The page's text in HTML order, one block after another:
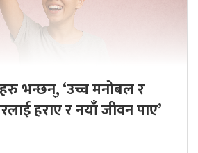
भन्छन्, ‘उच्च मनोबल र
हराए र नयाँ जीवन पाए’